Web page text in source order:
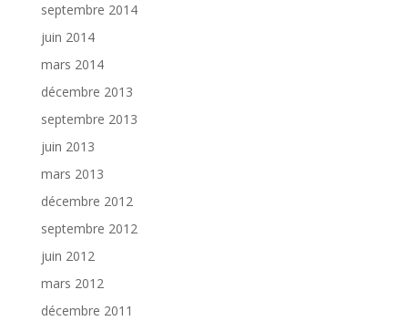
septembre 2014
juin 2014
mars 2014
décembre 2013
septembre 2013
juin 2013
mars 2013
décembre 2012
septembre 2012
juin 2012
mars 2012
décembre 2011